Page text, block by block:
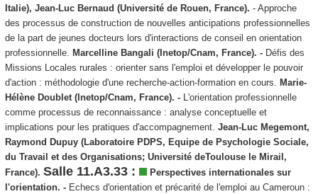
Italie), Jean-Luc Bernaud (Université de Rouen, France). - Approche
des processus de construction de nouvelles anticipations professionnelles
de la part de jeunes docteurs lors d'interactions de conseil en orientation
professionnelle. Marcelline Bangali (Inetop/Cnam, France). -Défis des
Missions Locales rurales : orienter sans l'emploi et développer le pouvoir
d'action : méthodologie d'une recherche-action-formation en cours. Marie-
Hélène Doublet (Inetop/Cnam, France). - L'orientation professionnelle
comme processus de reconnaissance : analyse conceptuelle et
implications pour les pratiques d'accompagnement. Jean-Luc Megemont,
Raymond Dupuy (Laboratoire PDPS, Equipe de Psychologie Sociale,
du Travail et des Organisations; Université deToulouse le Mirail,
France). Salle 11.A3.33 :
Perspectives internationales sur
l'orientation. - Echecs d'orientation et précarité de l'emploi au Cameroun :